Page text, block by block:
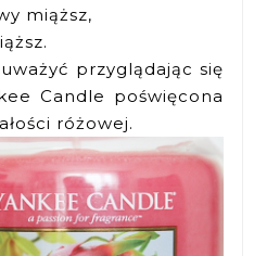
miąższ,
przyglądając się
Candle poświęcona
różowej.